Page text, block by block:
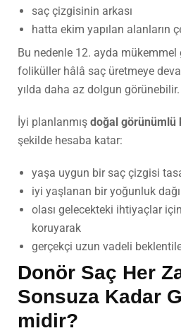
saç çizgisinin arkası
hatta ekim yapılan alanların
Bu nedenle 12. ayda mükemmel
foliküller hâlâ saç üretmeye
yılda daha az dolgun görünebilir.
İyi planlanmış doğal görünümlü
şekilde hesaba katar:
yaşa uygun bir saç çizgisi
iyi yaşlanan bir yoğunluk
olası gelecekteki ihtiyaçlar
koruyarak
gerçekçi uzun vadeli
Donör Saç Her
Sonsuza Kadar
midir?